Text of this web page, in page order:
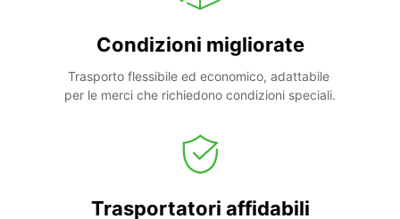
Condizioni migliorate
Trasporto flessibile ed economico, adattabile
per le merci che richiedono condizioni speciali.
Trasportatori affidabili